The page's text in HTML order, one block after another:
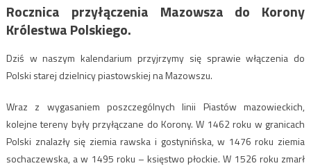
Rocznica przyłączenia Mazowsza do Korony
Królestwa Polskiego.
Dziś w naszym kalendarium przyjrzymy się sprawie włączenia do
Polski starej dzielnicy piastowskiej na Mazowszu.
Wraz z wygasaniem poszczególnych linii Piastów mazowieckich,
kolejne tereny były przyłączane do Korony. W 1462 roku w granicach
Polski znalazły się ziemia rawska i gostynińska, w 1476 roku ziemia
sochaczewska, a w 1495 roku – księstwo płockie. W 1526 roku zmarł